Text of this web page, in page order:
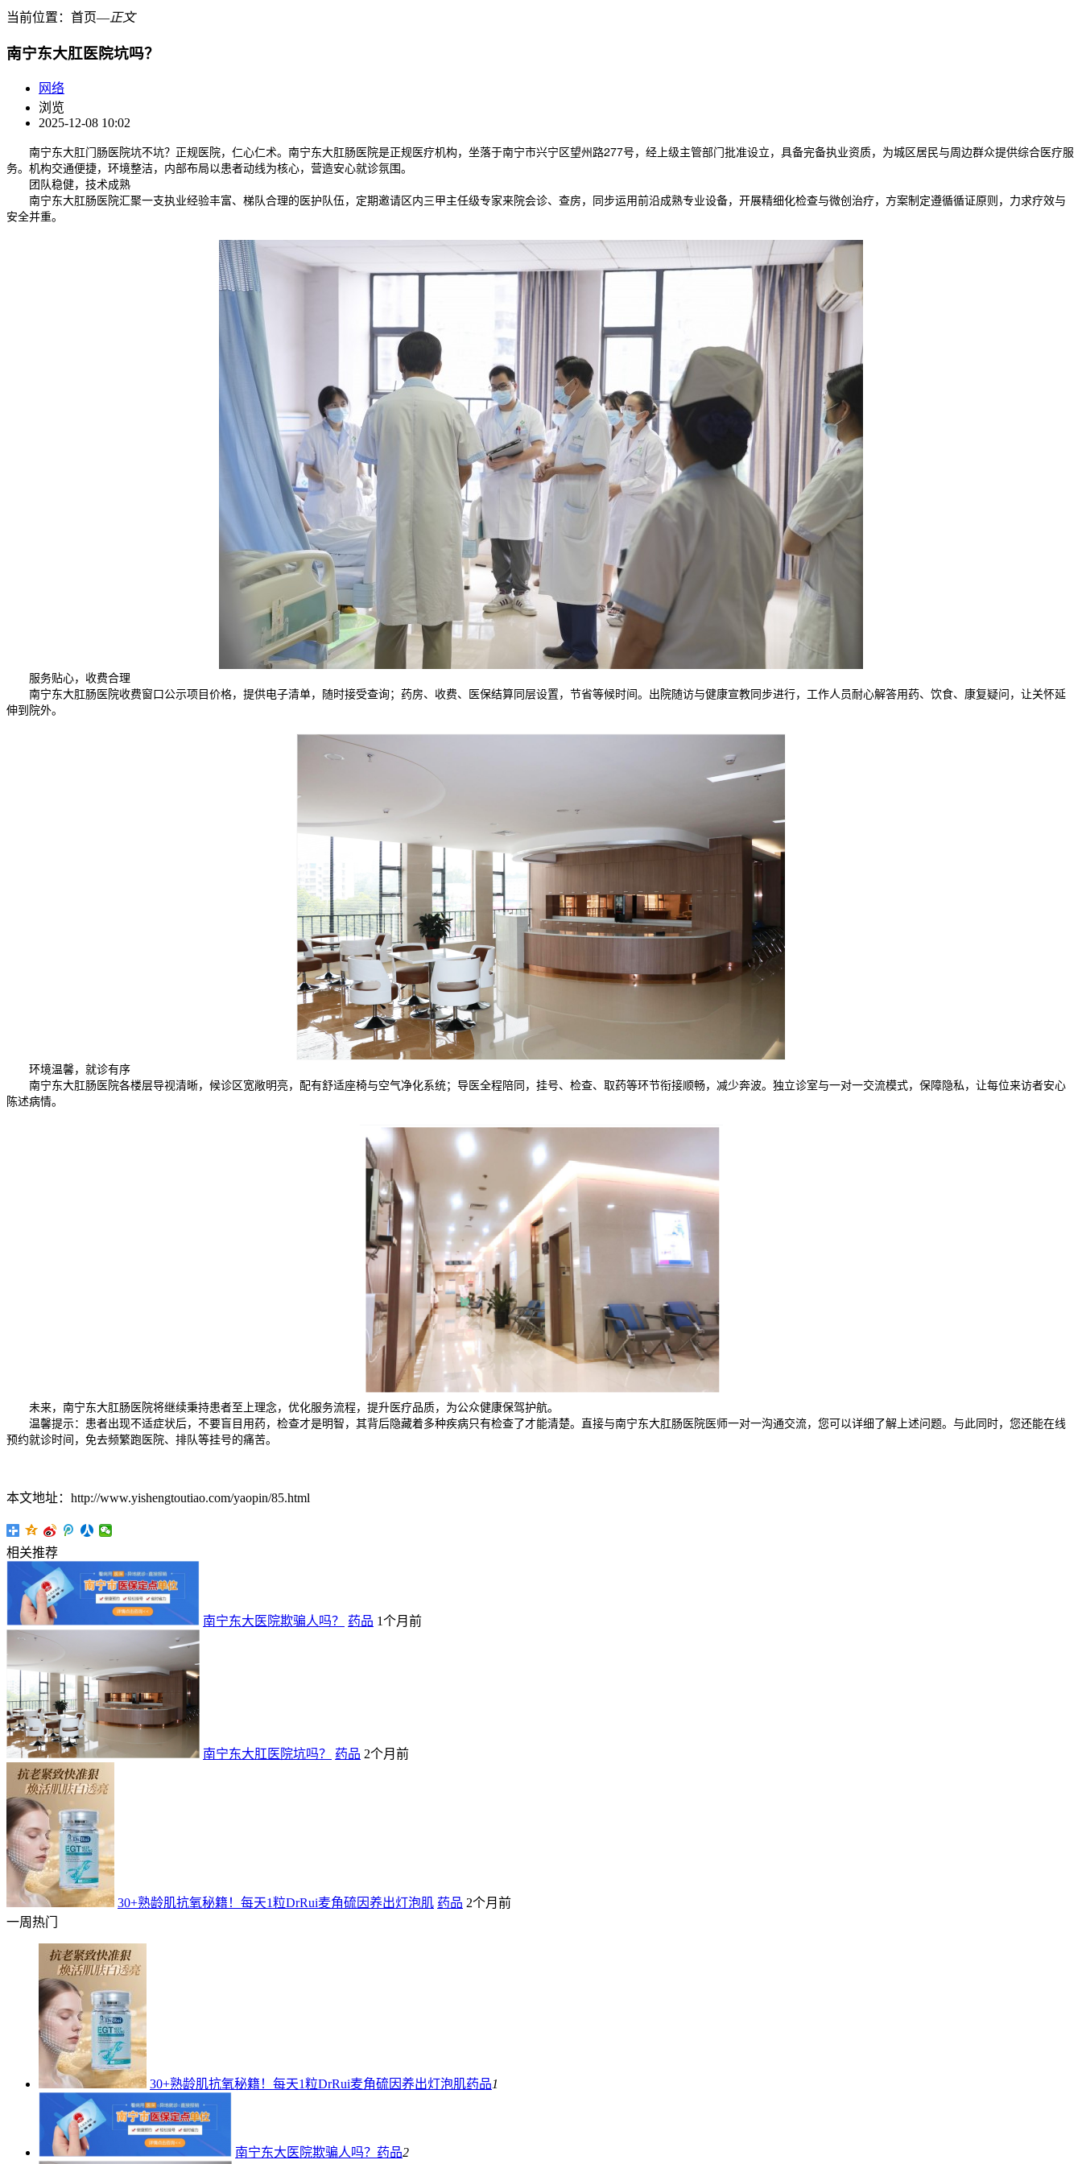
当前位置： 首页―正文
南宁东大肛医院坑吗？
网络
浏览
2025-12-08 10:02
南宁东大肛门肠医院坑不坑？正规医院，仁心仁术。南宁东大肛肠医院是正规医疗机构，坐落于南宁市兴宁区望州路277号，经上级主管部门批准设立，具备完备执业资质，为城区居民与周边群众提供综合医疗服
务。机构交通便捷，环境整洁，内部布局以患者动线为核心，营造安心就诊氛围。
团队稳健，技术成熟
南宁东大肛肠医院汇聚一支执业经验丰富、梯队合理的医护队伍，定期邀请区内三甲主任级专家来院会诊、查房，同步运用前沿成熟专业设备，开展精细化检查与微创治疗，方案制定遵循循证原则，力求疗效与
安全并重。
服务贴心，收费合理
南宁东大肛肠医院收费窗口公示项目价格，提供电子清单，随时接受查询；药房、收费、医保结算同层设置，节省等候时间。出院随访与健康宣教同步进行，工作人员耐心解答用药、饮食、康复疑问，让关怀延
伸到院外。
环境温馨，就诊有序
南宁东大肛肠医院各楼层导视清晰，候诊区宽敞明亮，配有舒适座椅与空气净化系统；导医全程陪同，挂号、检查、取药等环节衔接顺畅，减少奔波。独立诊室与一对一交流模式，保障隐私，让每位来访者安心
陈述病情。
未来，南宁东大肛肠医院将继续秉持患者至上理念，优化服务流程，提升医疗品质，为公众健康保驾护航。
温馨提示：患者出现不适症状后，不要盲目用药，检查才是明智，其背后隐藏着多种疾病只有检查了才能清楚。直接与南宁东大肛肠医院医师一对一沟通交流，您可以详细了解上述问题。与此同时，您还能在线
预约就诊时间，免去频繁跑医院、排队等挂号的痛苦。
本文地址：http://www.yishengtoutiao.com/yaopin/85.html
相关推荐
南宁东大医院欺骗人吗？ 药品 1个月前
南宁东大肛医院坑吗？ 药品 2个月前
30+熟龄肌抗氧秘籍！每天1粒DrRui麦角硫因养出灯泡肌 药品 2个月前
一周热门
30+熟龄肌抗氧秘籍！每天1粒DrRui麦角硫因养出灯泡肌药品1
南宁东大医院欺骗人吗？ 药品2